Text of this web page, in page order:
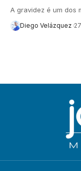
A gravidez é um dos
Diego Velázquez